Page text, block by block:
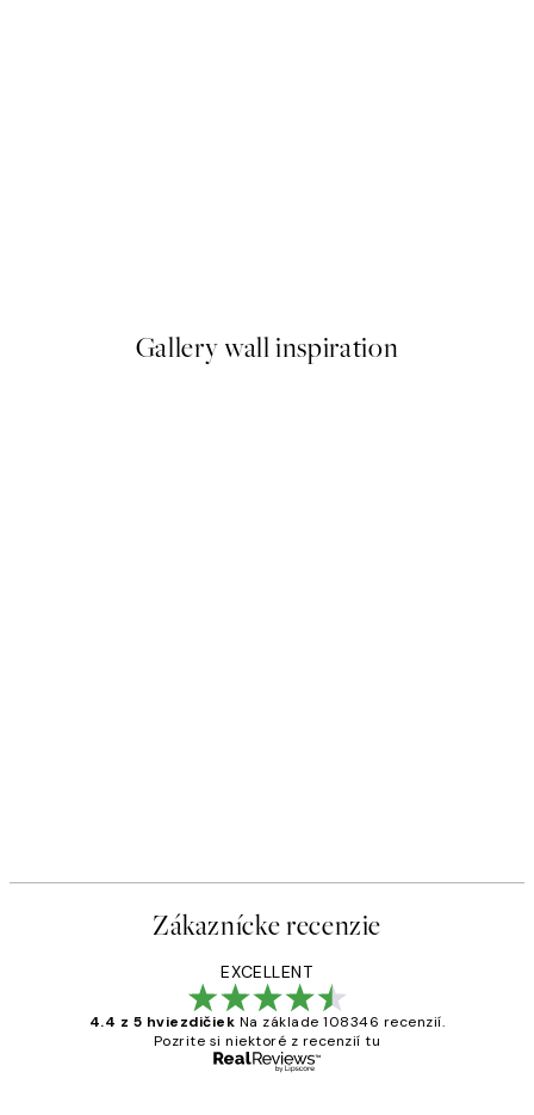
Gallery wall inspiration
Zákaznícke recenzie
EXCELLENT
4.4 z 5 hviezdičiek Na základe 108346 recenzií.
Pozrite si niektoré z recenzií tu